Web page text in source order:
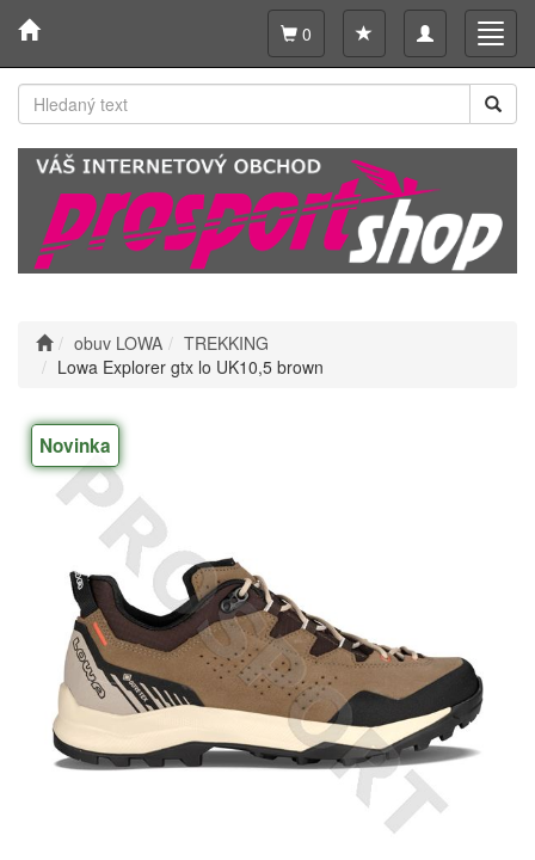
Toggle
navigation
0
obuv LOWA
TREKKING
Lowa Explorer gtx lo UK10,5 brown
Novinka